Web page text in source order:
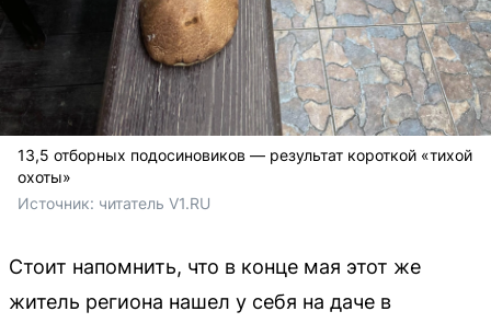
13,5 отборных подосиновиков — результат короткой «тихой
охоты»
Источник: читатель V1.RU
Стоит напомнить, что в конце мая этот же
житель региона нашел у себя на даче в